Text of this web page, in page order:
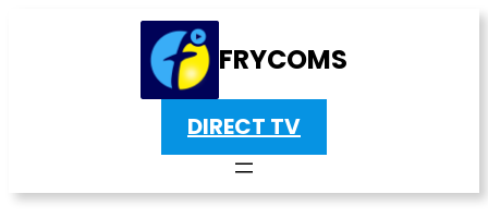
FRYCOMS
DIRECT TV